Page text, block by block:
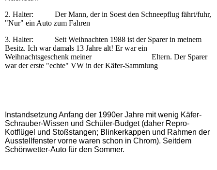
2. Halter: Der Mann, der in Soest den Schneepflug fährt/fuhr,
"Nur" ein Auto zum Fahren
3. Halter: Seit Weihnachten 1988 ist der Sparer in meinem
Besitz. Ich war damals 13 Jahre alt! Er war ein
Weihnachtsgeschenk meiner Eltern. Der Sparer
war der erste "echte" VW in der Käfer-Sammlung
Instandsetzung Anfang der 1990er Jahre mit wenig Käfer-
Schrauber-Wissen und Schüler-Budget (daher Repro-
Kotflügel und Stoßstangen; Blinkerkappen und Rahmen der
Ausstellfenster vorne waren schon in Chrom). Seitdem
Schönwetter-Auto für den Sommer.